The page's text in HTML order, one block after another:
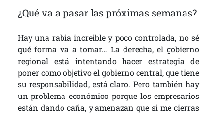
¿Qué va a pasar las próximas semanas?
Hay una rabia increible y poco controlada, no sé
qué forma va a tomar… La derecha, el gobierno
regional está intentando hacer estrategia de
poner como objetivo el gobierno central, que tiene
su responsabilidad, está claro. Pero también hay
un problema económico porque los empresarios
están dando caña, y amenazan que si me cierras